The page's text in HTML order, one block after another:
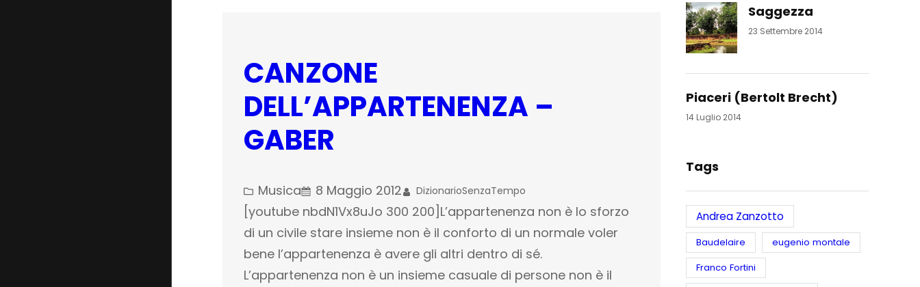
CANZONE
DELL’APPARTENENZA –
GABER
Musica 8 Maggio 2012 DizionarioSenzaTempo
[youtube nbdN1Vx8uJo 300 200]L’appartenenza non è lo sforzo
di un civile stare insieme non è il conforto di un normale voler
bene l’appartenenza è avere gli altri dentro di sé.
L’appartenenza non è un insieme casuale di persone non è il
Saggezza
23 Settembre 2014
Piaceri (Bertolt Brecht)
14 Luglio 2014
Tags
Andrea Zanzotto
Baudelaire
eugenio montale
Franco Fortini